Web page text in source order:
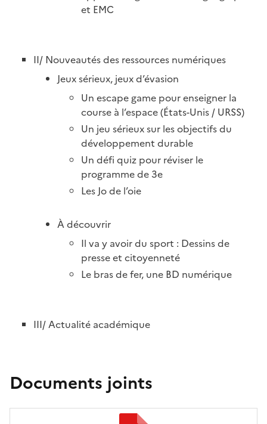
et EMC
II/ Nouveautés des ressources numériques
Jeux sérieux, jeux d’évasion
Un escape game pour enseigner la
course à l’espace (États-Unis / URSS)
Un jeu sérieux sur les objectifs du
développement durable
Un défi quiz pour réviser le
programme de 3e
Les Jo de l’oie
À découvrir
Il va y avoir du sport : Dessins de
presse et citoyenneté
Le bras de fer, une BD numérique
III/ Actualité académique
Documents joints